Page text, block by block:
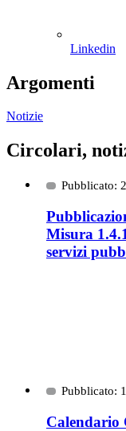
Linkedin
Argomenti
Notizie
Circolari,
Pubblicato:
Misura
servizi
Pubblicato:
Calendario